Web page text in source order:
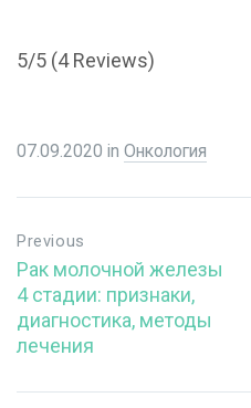
5/5 (4 Reviews)
07.09.2020 in Онкология
Previous
Рак молочной железы
4 стадии: признаки,
диагностика, методы
лечения